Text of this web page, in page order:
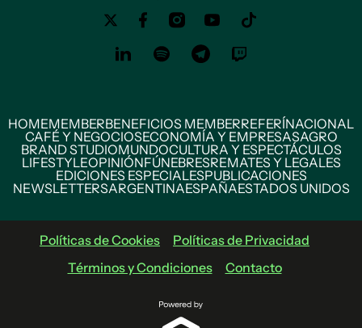
HOMEMEMBERBENEFICIOS MEMBERREFERÍNACIONAL
CAFÉ Y NEGOCIOSECONOMÍA Y EMPRESASAGRO
BRAND STUDIOMUNDOCULTURA Y ESPECTÁCULOS
LIFESTYLEOPINIÓNFÚNEBRESREMATES Y LEGALES
EDICIONES ESPECIALESPUBLICACIONES
NEWSLETTERSARGENTINAESPAÑAESTADOS UNIDOS
Políticas de Cookies
Políticas de Privacidad
Términos y Condiciones
Contacto